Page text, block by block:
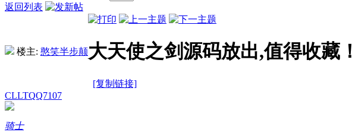
返回列表
楼主: 憨笑半步颠大天使之剑源码放出,值得收藏！
[复制链接]
CLLTQQ7107
骑士